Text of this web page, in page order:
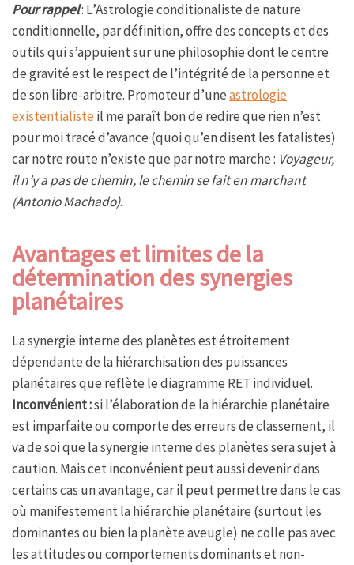
Pour rappel: L’Astrologie conditionaliste de nature
conditionnelle, par définition, offre des concepts et des
outils qui s’appuient sur une philosophie dont le centre
de gravité est le respect de l’intégrité de la personne et
de son libre-arbitre. Promoteur d’uneastrologie
existentialisteil me paraît bon de redire que rien n’est
pour moi tracé d’avance (quoi qu’en disent les fatalistes)
car notre route n’existe que par notre marche : Voyageur,
il n’y a pas de chemin, le chemin se fait en marchant
(Antonio Machado).
Avantages et limites de la
détermination des synergies
planétaires
La synergie interne des planètes est étroitement
dépendante de la hiérarchisation des puissances
planétaires que reflète le diagramme RET individuel.
Inconvénient :si l’élaboration de la hiérarchie planétaire
est imparfaite ou comporte des erreurs de classement, il
va de soi que la synergie interne des planètes sera sujet à
caution. Mais cet inconvénient peut aussi devenir dans
certains cas un avantage, car il peut permettre dans le cas
où manifestement la hiérarchie planétaire (surtout les
dominantes ou bien la planète aveugle) ne colle pas avec
les attitudes ou comportements dominants et non-